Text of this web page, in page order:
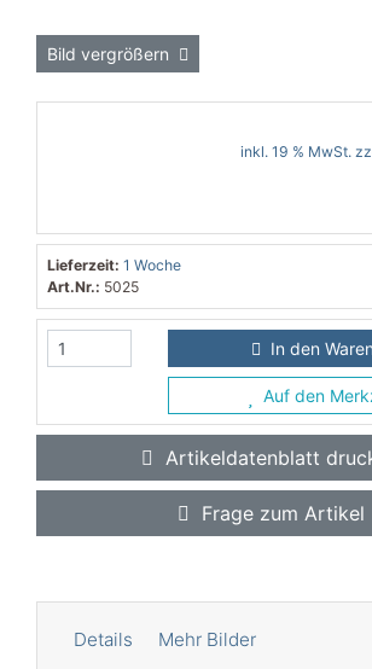
Bild vergrößern
inkl. 19 % MwSt.
Lieferzeit: 1 Woche
Art.Nr.: 5025
In den
Auf den
Artikeldatenblatt
Frage zum Artikel
Details Mehr Bilder